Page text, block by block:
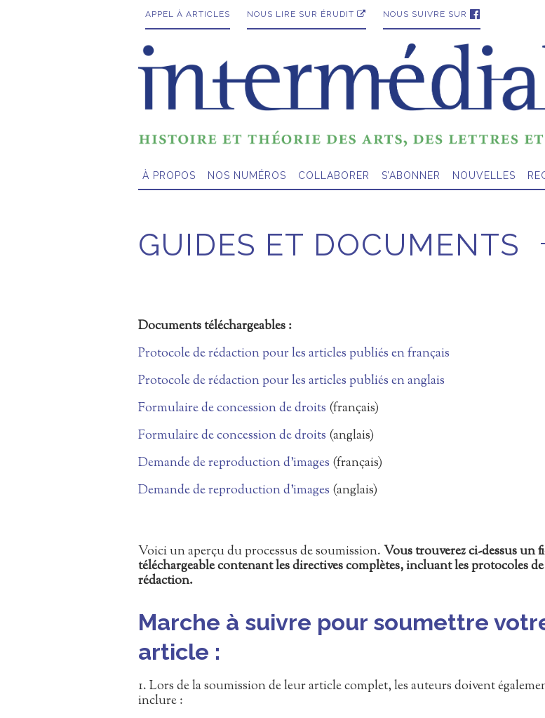
APPEL À ARTICLES NOUS LIRE SUR ÉRUDIT NOUS SUIVRE SUR
À PROPOS NOS NUMÉROS COLLABORER S’ABONNER NOUVELLES
GUIDES ET DOCUMENTS
Documents téléchargeables :
Protocole de rédaction pour les articles publiés en français
Protocole de rédaction pour les articles publiés en anglais
Formulaire de concession de droits (français)
Formulaire de concession de droits (anglais)
Demande de reproduction d’images (français)
Demande de reproduction d’images (anglais)
Voici un aperçu du processus de soumission.Vous trouverez ci-dessus un
téléchargeable contenant les directives complètes, incluant les protocoles de
rédaction.
Marche à suivre pour soumettre
article :
1. Lors de la soumission de leur article complet, les auteurs doivent
inclure :